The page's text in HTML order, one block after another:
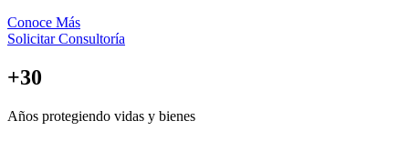
Conoce Más
Solicitar Consultoría
+30
Años protegiendo vidas y bienes